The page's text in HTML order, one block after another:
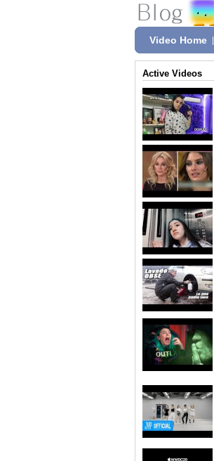
Video Home
Active Videos